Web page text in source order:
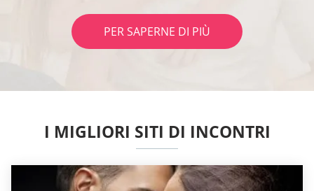
PER SAPERNE DI PIÙ
I MIGLIORI SITI DI INCONTRI